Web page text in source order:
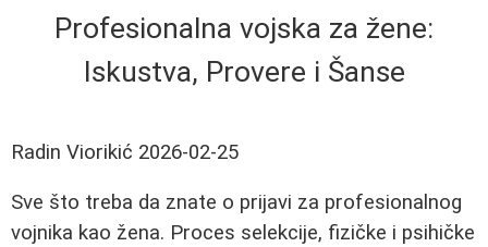
Profesionalna vojska za žene:
Iskustva, Provere i Šanse
Radin Viorikić 2026-02-25
Sve što treba da znate o prijavi za profesionalnog
vojnika kao žena. Proces selekcije, fizičke i psihičke